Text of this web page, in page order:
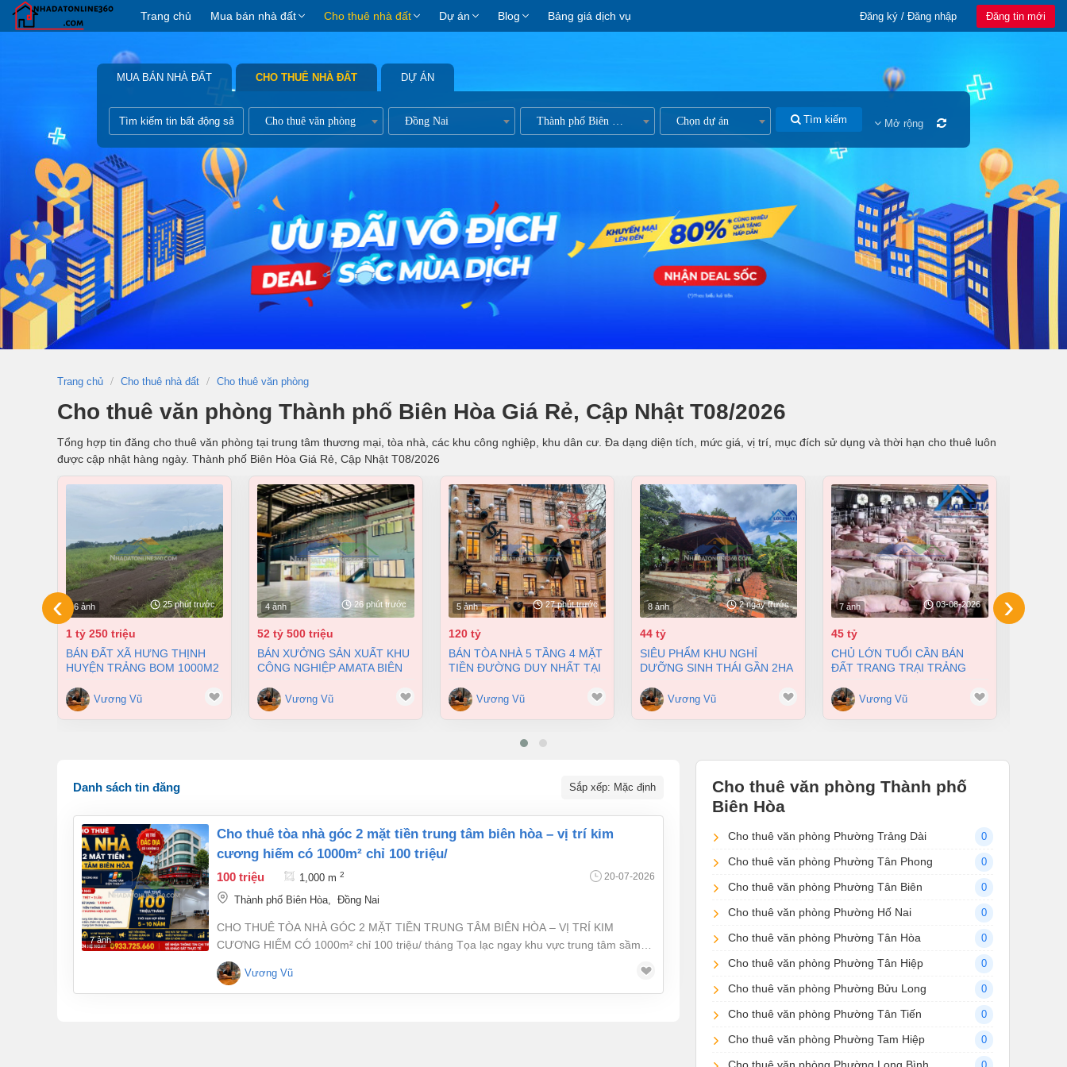
Trang chủ Mua bán nhà đất Cho thuê nhà đất Dự án Blog Bảng giá dịch vụ Đăng ký / Đăng nhập Đăng tin mới
MUA BÁN NHÀ ĐẤT CHO THUÊ NHÀ ĐẤT DỰ ÁN
Cho thuê văn phòng Đồng Nai Thành phố Biên Hòa Chọn dự án Tìm kiếm Mở rộng
Trang chủ Cho thuê nhà đất Cho thuê văn phòng
Cho thuê văn phòng Thành phố Biên Hòa Giá Rẻ, Cập Nhật T08/2026
Tổng hợp tin đăng cho thuê văn phòng tại trung tâm thương mại, tòa nhà, các khu công nghiệp, khu dân cư. Đa dạng diện tích, mức giá, vị trí, mục đích sử dụng và thời hạn cho thuê luôn
được cập nhật hàng ngày. Thành phố Biên Hòa Giá Rẻ, Cập Nhật T08/2026
6 ảnh 25 phút trước
1 tỷ 250 triệu
BÁN ĐẤT XÃ HƯNG THỊNH
HUYỆN TRẢNG BOM 1000M2
Vương Vũ
4 ảnh 26 phút trước
52 tỷ 500 triệu
BÁN XƯỞNG SẢN XUẤT KHU
CÔNG NGHIỆP AMATA BIÊN
52,5 TỶVương Vũ
5 ảnh 27 phút trước
120 tỷ
BÁN TÒA NHÀ 5 TẦNG 4 MẶT
TIỀN ĐƯỜNG DUY NHẤT TẠI
120 TỶVương Vũ
8 ảnh 2 ngày trước
44 tỷ
SIÊU PHẨM KHU NGHỈ
DƯỠNG SINH THÁI GẦN 2HA
HCM Vương Vũ
7 ảnh 03-08-2026
45 tỷ
CHỦ LỚN TUỔI CẦN BÁN
ĐẤT TRANG TRẠI TRẢNG
45 TỶ ( GIÁ CŨ 60 TỶ)
Vương Vũ
‹ ›
Danh sách tin đăng Sắp xếp: Mặc định
7 ảnh
cho thuê tòa nhà góc 2 mặt tiền trung tâm biên hòa – vị trí kim
cương hiếm có 1000m² chỉ 100 triệu/
100 triệu 1,000 m 2 20-07-2026
Thành phố Biên Hòa, Đồng Nai
CHO THUÊ TÒA NHÀ GÓC 2 MẶT TIỀN TRUNG TÂM BIÊN HÒA – VỊ TRÍ KIM
CƯƠNG HIẾM CÓ 1000m² chỉ 100 triệu/ tháng Tọa lạc ngay khu vực trung tâm sầm
uất nhất TP. Biên Hòa, đối diện Trung tâm thương mại Vincom và hệ thống cửa hàng
FPT, sở hữu vị trí đắc địa với lưu lượng người qua lại cực lớn. Thông tin tài sản: • Diện
tích sử dụng: 1.000m² • Kết cấu: 1 trệt + 3 lầu • Góc 2 mặt tiền thông thoáng, nhận
Vương Vũ
Cho thuê văn phòng Thành phố
Biên Hòa
Cho thuê văn phòng Phường Trảng Dài 0
Cho thuê văn phòng Phường Tân Phong 0
Cho thuê văn phòng Phường Tân Biên 0
Cho thuê văn phòng Phường Hố Nai 0
Cho thuê văn phòng Phường Tân Hòa 0
Cho thuê văn phòng Phường Tân Hiệp 0
Cho thuê văn phòng Phường Bửu Long 0
Cho thuê văn phòng Phường Tân Tiến 0
Cho thuê văn phòng Phường Tam Hiệp 0